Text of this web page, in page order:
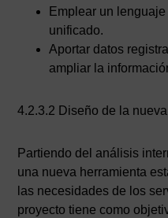
Emplear un
unificado.
Aportar datos
ampliar la
4.2.3.2 Diseño de la
Partiendo del análisis
una nueva herramienta
las necesidades de los
proyecto tiene como